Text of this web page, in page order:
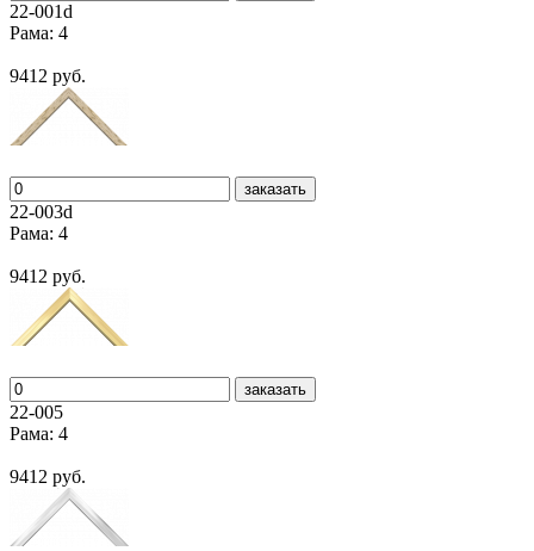
22-001d
Рама: 4
9412 руб.
заказать
22-003d
Рама: 4
9412 руб.
заказать
22-005
Рама: 4
9412 руб.